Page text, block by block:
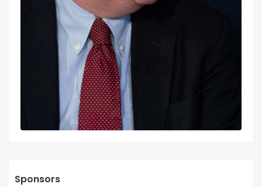
Sponsors